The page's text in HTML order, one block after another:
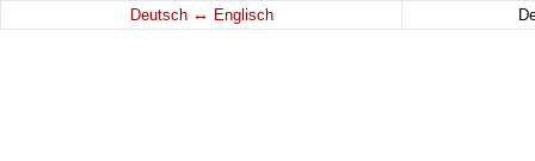
Deutsch ↔ Englisch